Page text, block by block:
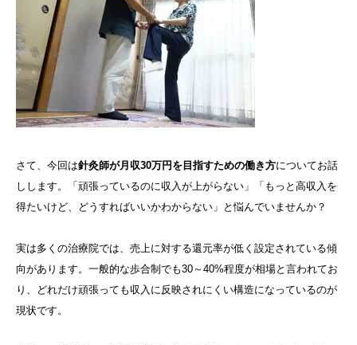
さて、今回は針灸師が月収30万円を目指すための働き方についてお話
しします。「頑張っているのに収入が上がらない」「もっと高収入を
得たいけど、どうすればいいかわからない」と悩んでいませんか？
実は多くの治療院では、売上に対する還元率が低く設定されている傾
向があります。一般的な歩合制でも30～40%程度が相場と言われてお
り、どれだけ頑張っても収入に反映されにくい構造になっているのが
現状です。